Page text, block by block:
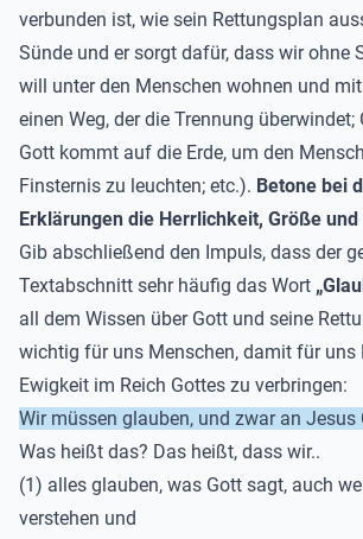
verbunden ist, wie sein Rettungsplan
Sünde und er sorgt dafür, dass wir ohne
will unter den Menschen wohnen und
einen Weg, der die Trennung überwindet;
Gott kommt auf die Erde, um den
Finsternis zu leuchten; etc.). Betone bei
Erklärungen die Herrlichkeit, Größe und
Gib abschließend den Impuls, dass der
Textabschnitt sehr häufig das Wort
all dem Wissen über Gott und seine
wichtig für uns Menschen, damit für uns
Ewigkeit im Reich Gottes zu verbringen:
Wir müssen glauben, und zwar an Jesus
Was heißt das? Das heißt, dass wir..
(1) alles glauben, was Gott sagt, auch
verstehen und